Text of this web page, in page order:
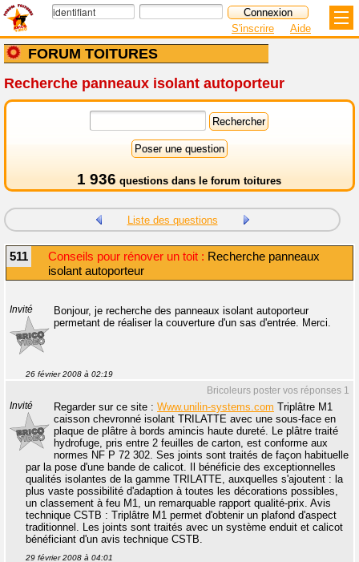
FORUM TOITURES
S'inscrire Aide
Recherche panneaux isolant autoporteur
1 936 questions dans le forum toitures
Liste des questions
511 Conseils pour rénover un toit : Recherche panneaux
isolant autoporteur
Invité
Bonjour, je recherche des panneaux isolant autoporteur
permetant de réaliser la couverture d'un sas d'entrée. Merci.
26 février 2008 à 02:19
Bricoleurs poster vos réponses 1
Invité Regarder sur ce site : Www.unilin-systems.com Triplâtre M1
caisson chevronné isolant TRILATTE avec une sous-face en
plaque de plâtre à bords amincis haute dureté. Le plâtre traité
hydrofuge, pris entre 2 feuilles de carton, est conforme aux
normes NF P 72 302. Ses joints sont traités de façon habituelle
par la pose d'une bande de calicot. Il bénéficie des exceptionnelles
qualités isolantes de la gamme TRILATTE, auxquelles s'ajoutent : la
plus vaste possibilité d'adaption à toutes les décorations possibles,
un classement à feu M1, un remarquable rapport qualité-prix. Avis
technique CSTB : Triplâtre M1 permet d'obtenir un plafond d'aspect
traditionnel. Les joints sont traités avec un système enduit et calicot
bénéficiant d'un avis technique CSTB.
29 février 2008 à 04:01